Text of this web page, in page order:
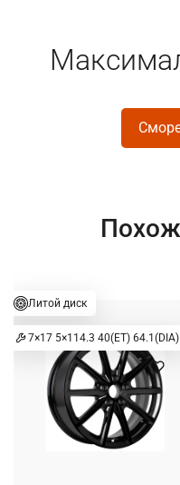
Литой диск
7×17 5×114.3 40(ET) 64.1(DIA)